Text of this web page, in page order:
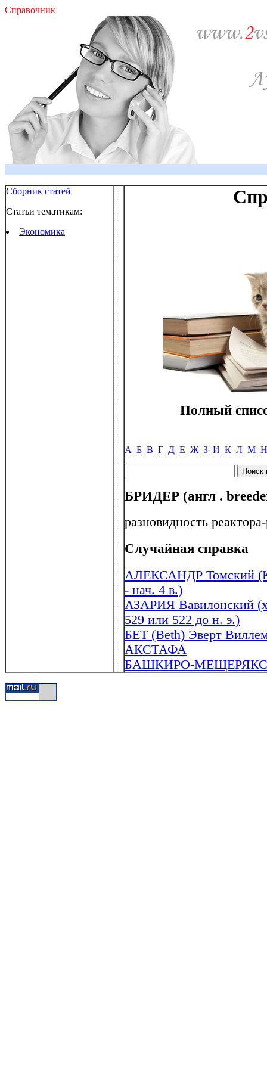
Справочник
Сборник статей
Статьи тематикам:
Экономика
Полный
А Б В Г Д Е Ж З И К Л М Н
БРИДЕР (англ .
разновидность
Случайная справка
АЛЕКСАНДР Томский
- нач. 4 в.)
АЗАРИЯ Вавилонский
529 или 522 до н. э.)
БЕТ (Beth) Эверт
АКСТАФА
БАШКИРО-